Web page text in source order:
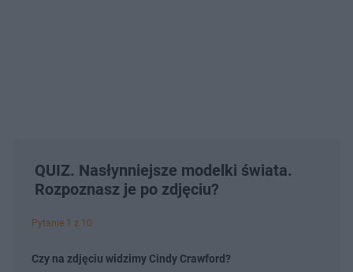
QUIZ. Nasłynniejsze modelki świata.
Rozpoznasz je po zdjęciu?
Pytanie 1 z 10
Czy na zdjęciu widzimy Cindy Crawford?